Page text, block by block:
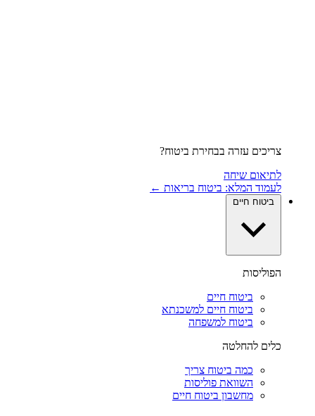
צריכים עזרה בבחירת ביטוח?
לתיאום שיחה
לעמוד המלא: ביטוח בריאות ←
ביטוח חיים
הפוליסות
ביטוח חיים
ביטוח חיים למשכנתא
ביטוח למשפחה
כלים להחלטה
כמה ביטוח צריך
השוואת פוליסות
מחשבון ביטוח חיים